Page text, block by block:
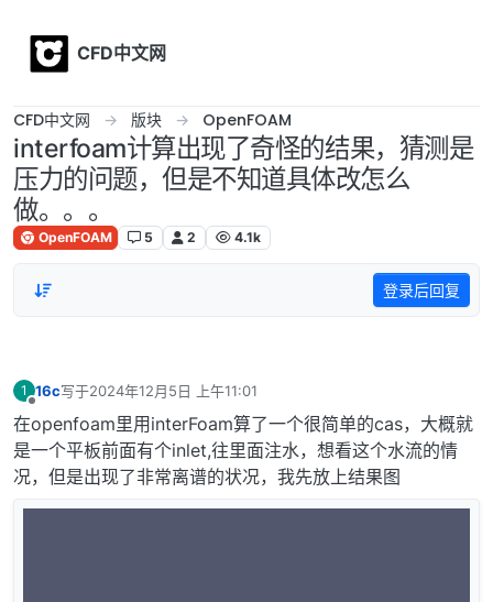
CFD中文网
CFD中文网 版块 OpenFOAM
interfoam计算出现了奇怪的结果，猜测是
压力的问题，但是不知道具体改怎么
做。。。
OpenFOAM 5 2 4.1k
登录后回复
1 16c写于2024年12月5日 上午11:01
最后由 编辑
在openfoam里用interFoam算了一个很简单的cas，大概就
是一个平板前面有个inlet,往里面注水，想看这个水流的情
况，但是出现了非常离谱的状况，我先放上结果图